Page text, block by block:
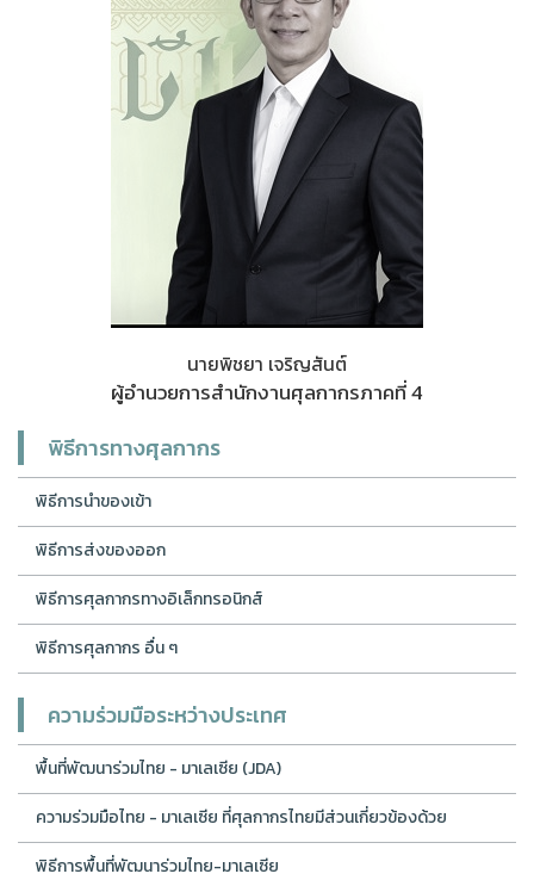
นายพิชยา เจริญสันต์
ผู้อำนวยการสำนักงานศุลกากรภาคที่ 4
พิธีการทางศุลกากร
พิธีการนำของเข้า
พิธีการส่งของออก
พิธีการศุลกากรทางอิเล็กทรอนิกส์
พิธีการศุลกากร อื่น ๆ
ความร่วมมือระหว่างประเทศ
พื้นที่พัฒนาร่วมไทย - มาเลเซีย (JDA)
ความร่วมมือไทย - มาเลเซีย ที่ศุลกากรไทยมีส่วนเกี่ยวข้องด้วย
พิธีการพื้นที่พัฒนาร่วมไทย-มาเลเซีย